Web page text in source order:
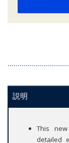
説明
This
detailed